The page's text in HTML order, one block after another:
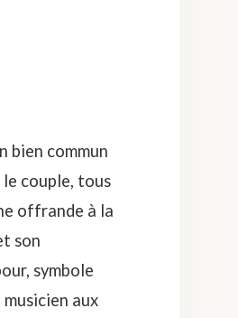
bien commun
couple, tous
offrande à la
son
symbole
aux